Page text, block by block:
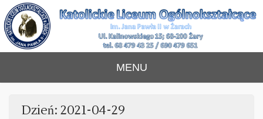
Skip
to
content
Katolickie Liceum
Ogólnokształcące
MENU
Dzień: 2021-04-29